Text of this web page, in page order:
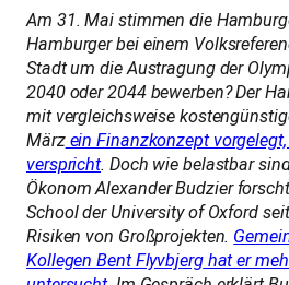
Am 31. Mai stimmen die
Hamburger bei einem
Stadt um die Austragung der
2040 oder 2044 bewerben? Der
mit vergleichsweise
Märzein Finanzkonzept
verspricht. Doch wie belastbar
ÖkonomAlexander Budzier
School derUniversity of Oxford
Risiken von Großprojekten.
KollegenBent Flyvbjerghat er